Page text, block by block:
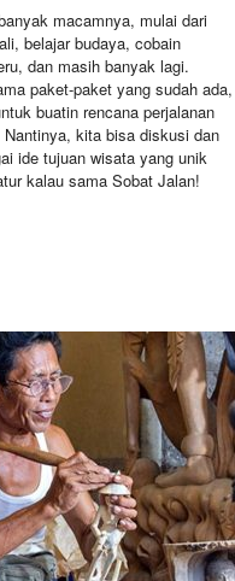
macamnya, mulai dari
belajar budaya, cobain
dan masih banyak lagi.
paket-paket yang sudah ada,
buatin rencana perjalanan
kita bisa diskusi dan
ide tujuan wisata yang unik
kalau sama Sobat Jalan!